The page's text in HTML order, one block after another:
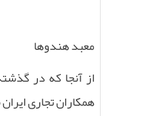
معبد هندوها
از آنجا که در
همکاران تجاری